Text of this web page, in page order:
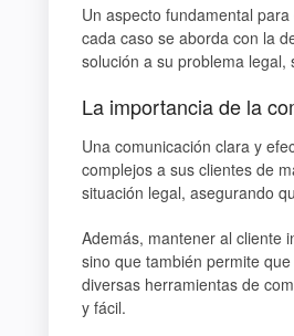
Un aspecto fundamental
cada caso se aborda con la
solución a su problema
La importancia de la
Una comunicación clara y
complejos a sus clientes de
situación legal, asegurando
Además, mantener al cliente
sino que también permite
diversas herramientas de
y fácil.